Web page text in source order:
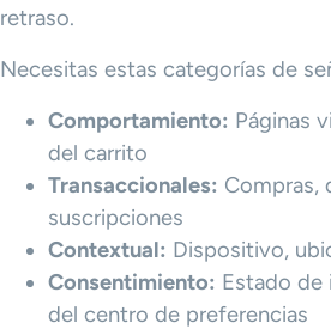
retraso.
Necesitas estas categorías de
Comportamiento: Páginas
del carrito
Transaccionales: Compras,
suscripciones
Contextual: Dispositivo,
Consentimiento: Estado de
del centro de preferencias